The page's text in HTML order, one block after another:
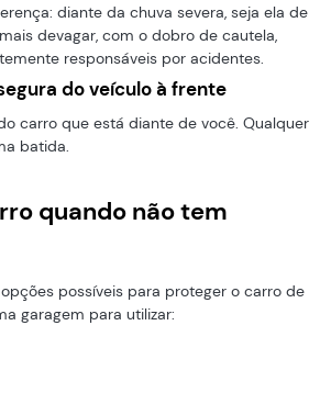
diante da chuva severa, seja ela de
devagar, com o dobro de cautela,
responsáveis por acidentes.
do veículo à frente
carro que está diante de você. Qualquer
batida.
quando não tem
possíveis para proteger o carro de
garagem para utilizar: